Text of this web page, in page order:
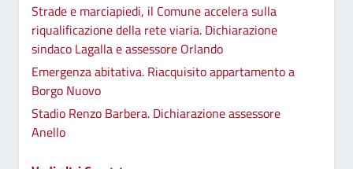
Strade e marciapiedi, il Comune accelera sulla
riqualificazione della rete viaria. Dichiarazione
sindaco Lagalla e assessore Orlando
Emergenza abitativa. Riacquisito appartamento a
Borgo Nuovo
Stadio Renzo Barbera. Dichiarazione assessore
Anello